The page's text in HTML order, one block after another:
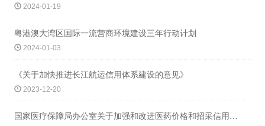
2024-01-19
粤港澳大湾区国际一流营商环境建设三年行动计划
2024-01-03
《关于加快推进长江航运信用体系建设的意见》
2023-12-20
国家医疗保障局办公室关于加强和改进医药价格和招采信用评价工作的通知